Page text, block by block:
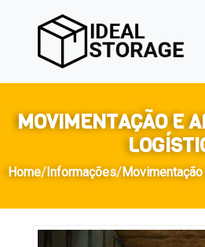
MOVIMENTAÇÃO E
Home/Informações/